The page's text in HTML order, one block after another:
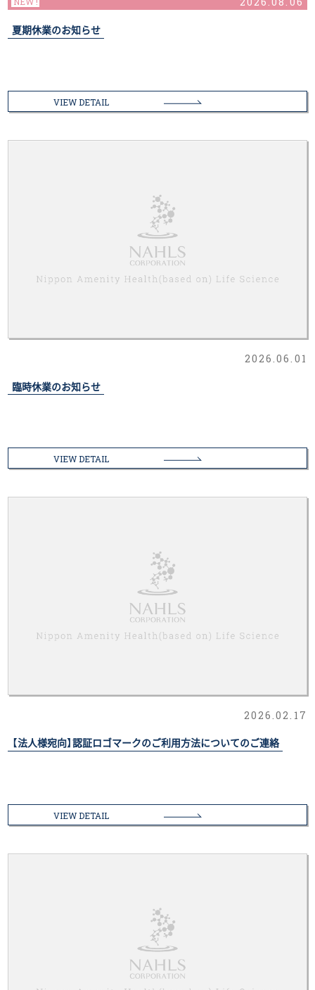
夏期休業のお知らせ
VIEW DETAIL
2026.06.01
臨時休業のお知らせ
VIEW DETAIL
2026.02.17
【法人様宛向】認証ロゴマークのご利用方法についてのご連絡
VIEW DETAIL